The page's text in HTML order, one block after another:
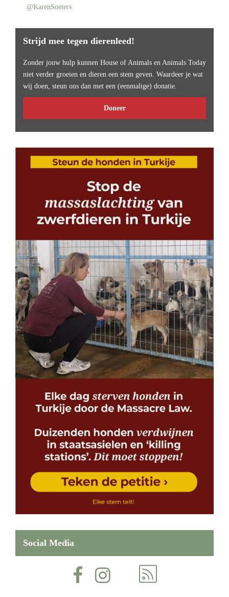
@KarenSoeters
Strijd mee tegen dierenleed!
Zonder jouw hulp kunnen House of Animals en Animals Today
niet verder groeien en dieren een stem geven. Waardeer je wat
wij doen, steun ons dan met een (eenmalige) donatie.
Doneer
Social Media